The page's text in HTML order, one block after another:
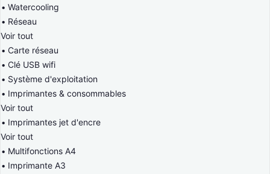
Watercooling
Réseau
Voir tout
Carte réseau
Clé USB wifi
Système d'exploitation
Imprimantes & consommables
Voir tout
Imprimantes jet d'encre
Voir tout
Multifonctions A4
Imprimante A3